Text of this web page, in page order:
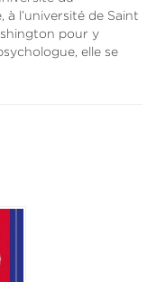
l’université de Saint
pour y
elle se